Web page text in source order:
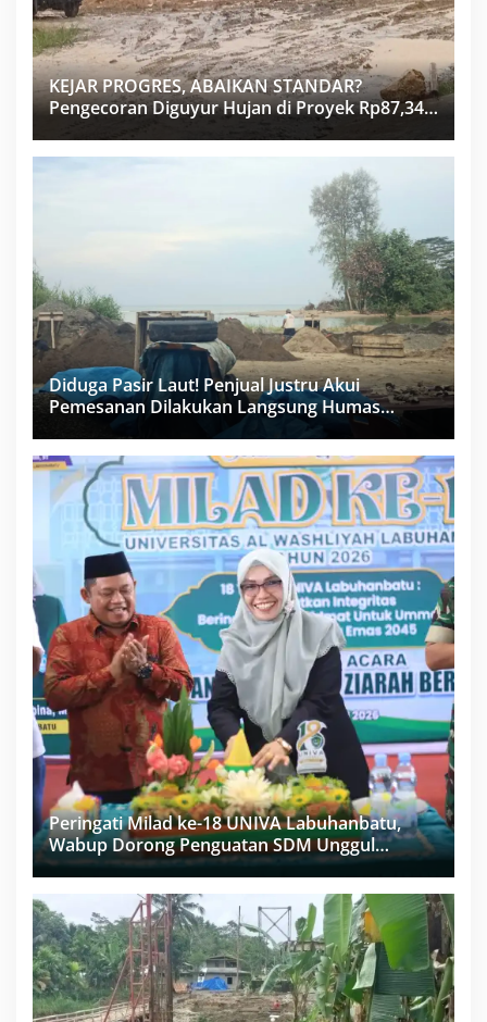
KEJAR PROGRES, ABAIKAN STANDAR?
Pengecoran Diguyur Hujan di Proyek Rp87,34
Miliar Sukma Nias, Konsultan, Pengawas dan
PPK Bungkam
Diduga Pasir Laut! Penjual Justru Akui
Pemesanan Dilakukan Langsung Humas
Peringati Milad ke-18 UNIVA Labuhanbatu,
Wabup Dorong Penguatan SDM Unggul
Menuju Indonesia Emas 2045